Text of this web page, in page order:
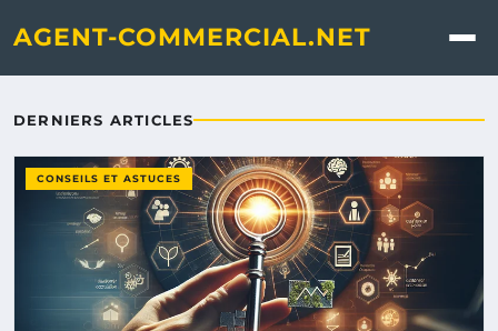
Agent-commercial.net - Le
AGENT-COMMERCIAL.NET
DERNIERS ARTICLES
CONSEILS ET ASTUCES